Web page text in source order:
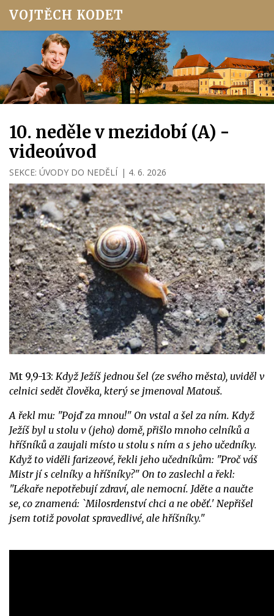
VOJTĚCH KODET
10. neděle v mezidobí (A) -
videoúvod
SEKCE: ÚVODY DO NEDĚLÍ | 4. 6. 2026
Mt 9,9-13: Když Ježíš jednou šel (ze svého města), uviděl v
celnici sedět člověka, který se jmenoval Matouš.
A řekl mu: "Pojď za mnou!" On vstal a šel za ním. Když
Ježíš byl u stolu v (jeho) domě, přišlo mnoho celníků a
hříšníků a zaujali místo u stolu s ním a s jeho učedníky.
Když to viděli farizeové, řekli jeho učedníkům: "Proč váš
Mistr jí s celníky a hříšníky?" On to zaslechl a řekl:
"Lékaře nepotřebují zdraví, ale nemocní. Jděte a naučte
se, co znamená: `Milosrdenství chci a ne oběť.' Nepřišel
jsem totiž povolat spravedlivé, ale hříšníky."